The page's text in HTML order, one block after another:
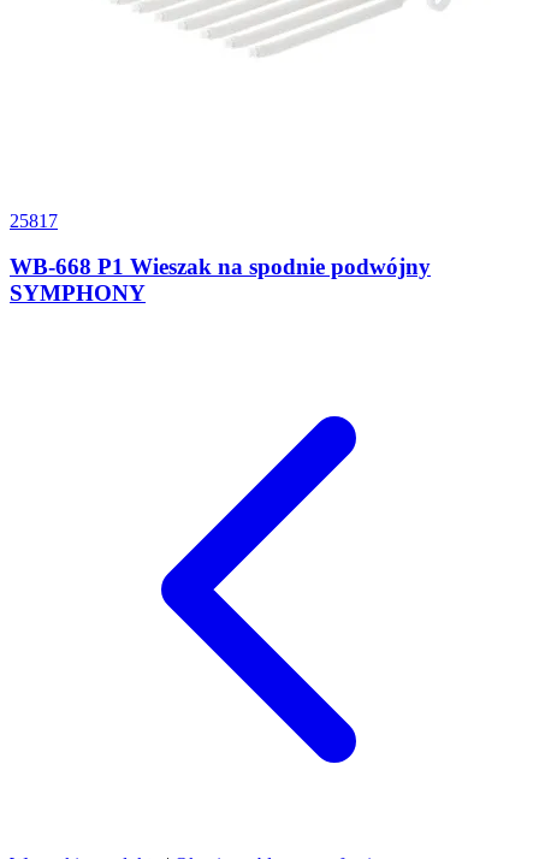
25817
WB-668 P1 Wieszak na spodnie podwójny
SYMPHONY